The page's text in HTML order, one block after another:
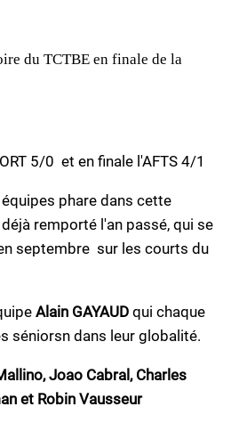
du TCTBE en finale de la
5/0 et en finale l'AFTS 4/1
phare dans cette
remporté l'an passé, qui se
septembre sur les courts du
Alain GAYAUD qui chaque
séniorsn dans leur globalité.
Joao Cabral, Charles
et Robin Vausseur